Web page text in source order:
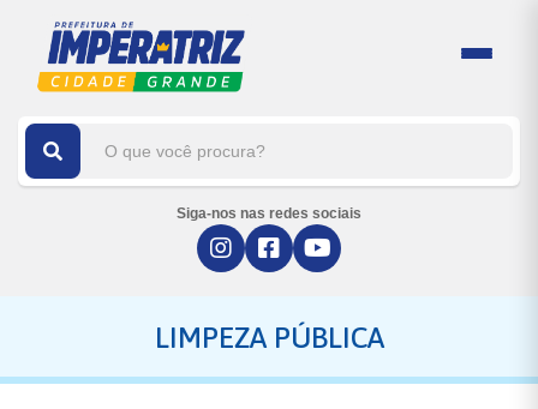
Siga-nos nas redes sociais
LIMPEZA PÚBLICA